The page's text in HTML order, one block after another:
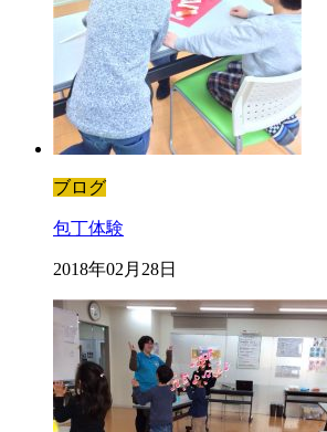
ブログ
包丁体験
2018年02月28日